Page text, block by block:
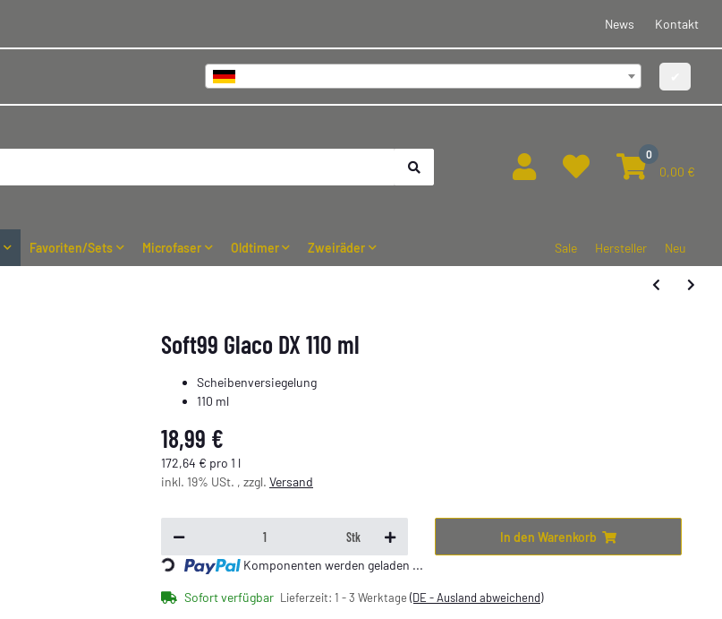
News Kontakt
0
0,00 €
Favoriten/Sets Microfaser Oldtimer Zweiräder Sale Hersteller Neu
Soft99 Glaco DX 110 ml
Scheibenversiegelung
110 ml
18,99 €
172,64 € pro 1 l
inkl. 19% USt. , zzgl. Versand
Stk In den Warenkorb
Loading... Komponenten werden geladen ...
Sofort verfügbar Lieferzeit: 1 - 3 Werktage (DE - Ausland abweichend)